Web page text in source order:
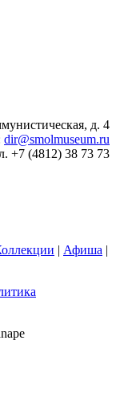
д. 4
dir@smolmuseum.ru
+7 (4812) 38 73 73
| Афиша |